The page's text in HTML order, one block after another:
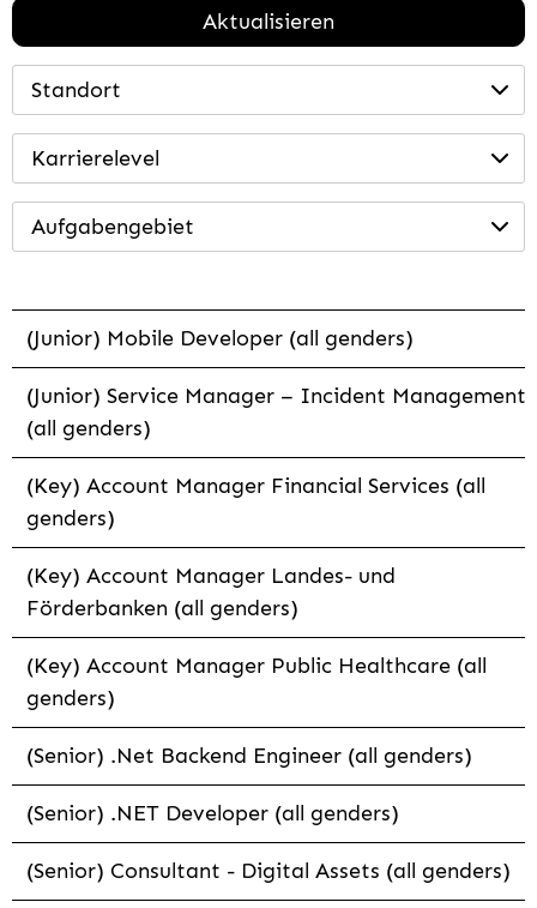
Aktualisieren
Standort
Karrierelevel
Aufgabengebiet
(Junior) Mobile Developer (all genders)
(Junior) Service Manager – Incident Management
(all genders)
(Key) Account Manager Financial Services (all
genders)
(Key) Account Manager Landes- und
Förderbanken (all genders)
(Key) Account Manager Public Healthcare (all
genders)
(Senior) .Net Backend Engineer (all genders)
(Senior) .NET Developer (all genders)
(Senior) Consultant - Digital Assets (all genders)